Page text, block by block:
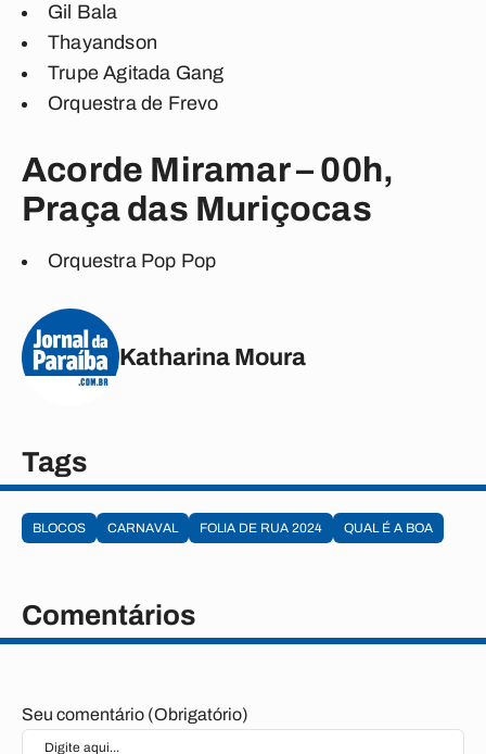
Gil Bala
Thayandson
Trupe Agitada Gang
Orquestra de Frevo
Acorde Miramar – 00h,
Praça das Muriçocas
Orquestra Pop Pop
Katharina Moura
Tags
BLOCOS CARNAVAL FOLIA DE RUA 2024 QUAL É A BOA
Comentários
Seu comentário (Obrigatório)